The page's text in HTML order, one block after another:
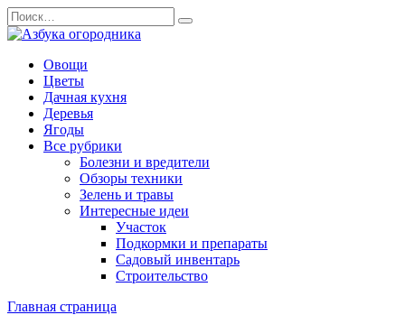
Перейти
к
содержанию
Search
for:
Овощи
Цветы
Дачная кухня
Деревья
Ягоды
Все рубрики
Болезни и вредители
Обзоры техники
Зелень и травы
Интересные идеи
Участок
Подкормки и препараты
Садовый инвентарь
Строительство
Главная страница